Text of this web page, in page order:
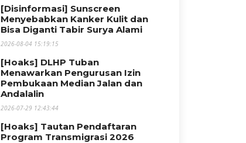
[Disinformasi] Sunscreen
Menyebabkan Kanker Kulit dan
Bisa Diganti Tabir Surya Alami
2026-08-04 15:19:15
[Hoaks] DLHP Tuban
Menawarkan Pengurusan Izin
Pembukaan Median Jalan dan
Andalalin
2026-07-29 12:43:44
[Hoaks] Tautan Pendaftaran
Program Transmigrasi 2026